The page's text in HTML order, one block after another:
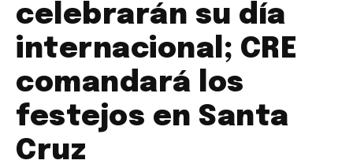
celebrarán su día
internacional; CRE
comandará los
festejos en Santa
Cruz